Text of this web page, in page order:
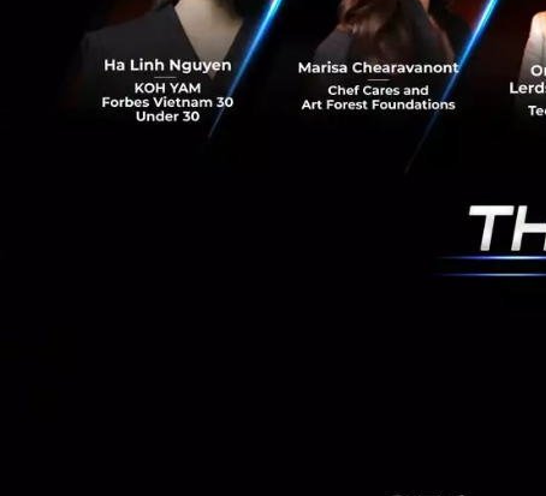
นั่นเอง ที่เป็นทั้งคน
ได้ด้วย แหล่งข่าวจ
เท่าไหร่ บางที่คาด
มากกว่า 36,000